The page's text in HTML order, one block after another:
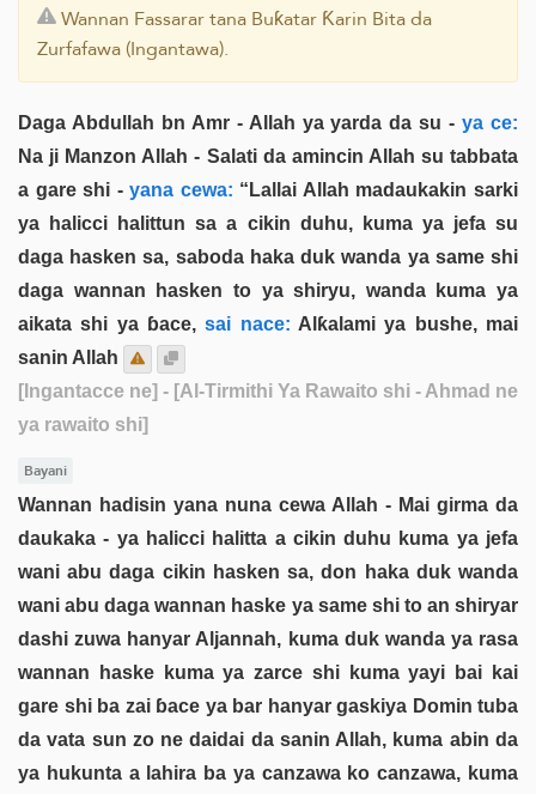
Wannan Fassarar tana Buƙatar Ƙarin Bita da
Zurfafawa (Ingantawa).
Daga Abdullah bn Amr - Allah ya yarda da su - ya ce:
Na ji Manzon Allah - Salati da amincin Allah su tabbata
a gare shi -yana cewa: “Lallai Allah madaukakin sarki
ya halicci halittun sa a cikin duhu, kuma ya jefa su
daga hasken sa, saboda haka duk wanda ya same shi
daga wannan hasken to ya shiryu, wanda kuma ya
aikata shi ya ɓace, sai nace: Alƙalami ya bushe, mai
sanin Allah
[Ingantacce ne] - [Al-Tirmithi Ya Rawaito shi - Ahmad ne
ya rawaito shi]
Bayani
Wannan hadisin yana nuna cewa Allah - Mai girma da
daukaka - ya halicci halitta a cikin duhu kuma ya jefa
wani abu daga cikin hasken sa, don haka duk wanda
wani abu daga wannan haske ya same shi to an shiryar
dashi zuwa hanyar Aljannah, kuma duk wanda ya rasa
wannan haske kuma ya zarce shi kuma yayi bai kai
gare shi ba zai ɓace ya bar hanyar gaskiya Domin tuba
da vata sun zo ne daidai da sanin Allah, kuma abin da
ya hukunta a lahira ba ya canzawa ko canzawa, kuma